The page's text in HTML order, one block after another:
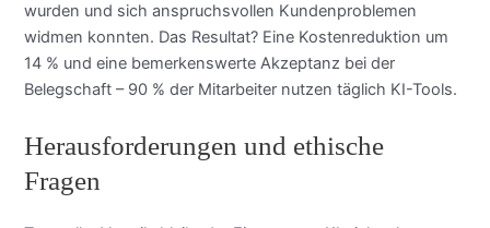
wurden und sich anspruchsvollen Kundenproblemen
widmen konnten. Das Resultat? Eine Kostenreduktion um
14 % und eine bemerkenswerte Akzeptanz bei der
Belegschaft – 90 % der Mitarbeiter nutzen täglich KI-Tools.
Herausforderungen und ethische
Fragen